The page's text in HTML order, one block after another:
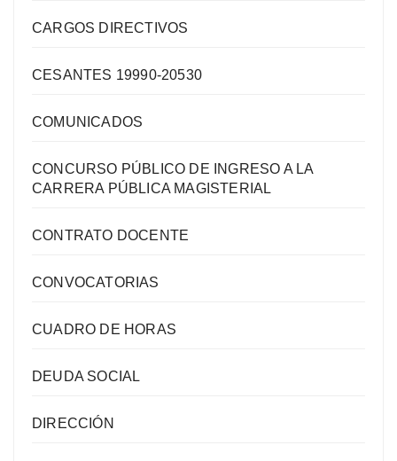
CARGOS DIRECTIVOS
CESANTES 19990-20530
COMUNICADOS
CONCURSO PÚBLICO DE INGRESO A LA
CARRERA PÚBLICA MAGISTERIAL
CONTRATO DOCENTE
CONVOCATORIAS
CUADRO DE HORAS
DEUDA SOCIAL
DIRECCIÓN